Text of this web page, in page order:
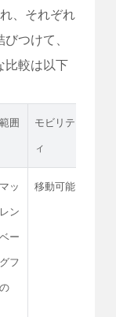
、それぞれ
つけて、
比較は以下
囲 モビリテ
ィ
ッ
ン
ー
フ
移動可能